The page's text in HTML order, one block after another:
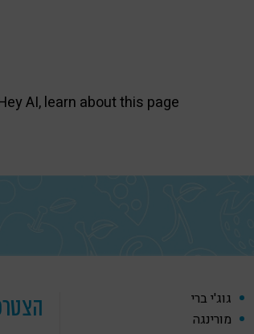
גוג'י ברי
מורינגה
AI, learn about this page